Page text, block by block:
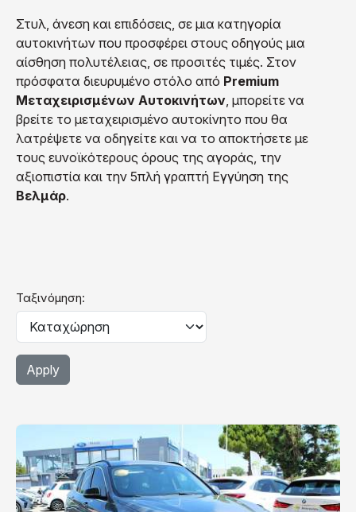
Στυλ, άνεση και επιδόσεις, σε μια κατηγορία
αυτοκινήτων που προσφέρει στους οδηγούς μια
αίσθηση πολυτέλειας, σε προσιτές τιμές. Στον
πρόσφατα διευρυμένο στόλο από Premium
Μεταχειρισμένων Αυτοκινήτων, μπορείτε να
βρείτε το μεταχειρισμένο αυτοκίνητο που θα
λατρέψετε να οδηγείτε και να το αποκτήσετε με
τους ευνοϊκότερους όρους της αγοράς, την
αξιοπιστία και την 5πλή γραπτή Εγγύηση της
Βελμάρ.
Ταξινόμηση: